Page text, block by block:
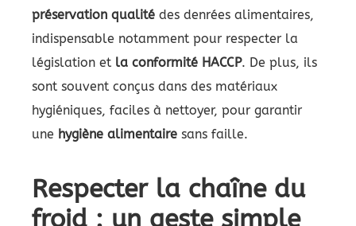
préservation qualité des denrées alimentaires,
indispensable notamment pour respecter la
législation et la conformité HACCP. De plus, ils
sont souvent conçus dans des matériaux
hygiéniques, faciles à nettoyer, pour garantir
une hygiène alimentaire sans faille.
Respecter la chaîne du
froid : un geste simple